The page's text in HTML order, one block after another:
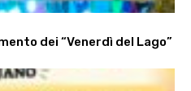
dei “Venerdì del Lago”